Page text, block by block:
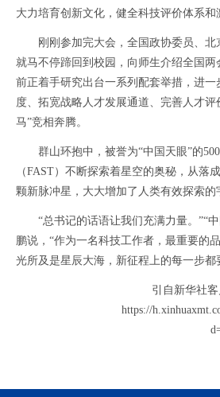
大力培育创新文化，健全科技评价体系和
刚刚参加完大会，全国政协委员、北
就马不停蹄回到校园，向师生介绍全国两
前正着手研究出台一系列配套举措，进一
度、拓宽战略人才发展通道、完善人才评
马”竞相奔腾。
群山环抱中，被誉为“中国天眼”的
（FAST）不断探索着星空的奥秘，从落
颗新脉冲星，大大增加了人类有效探索的
“总书记的话语让我们充满力量。”“中
鹏说，“作为一名科技工作者，最重要的
光所及是星辰大海，新征程上的每一步都
引自新华社
https://